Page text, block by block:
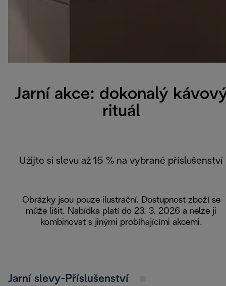
Jarní akce: dokonalý
rituál
Užijte si slevu až 15 % na vybrané příslušenství
Obrázky jsou pouze ilustrační. Dostupnost zboží se
může lišit. Nabídka platí do 23. 3. 2026 a nelze ji
kombinovat s jinými probíhajícími akcemi.
Jarní slevy-Příslušenství